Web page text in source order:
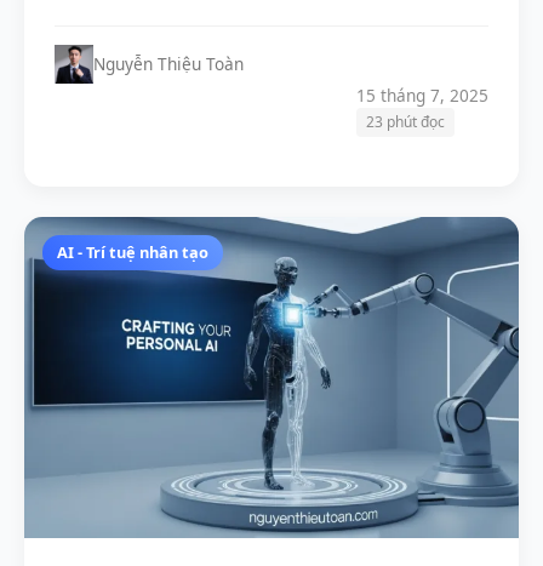
Nguyễn Thiệu Toàn
15 tháng 7, 2025
23 phút đọc
AI - Trí tuệ nhân tạo